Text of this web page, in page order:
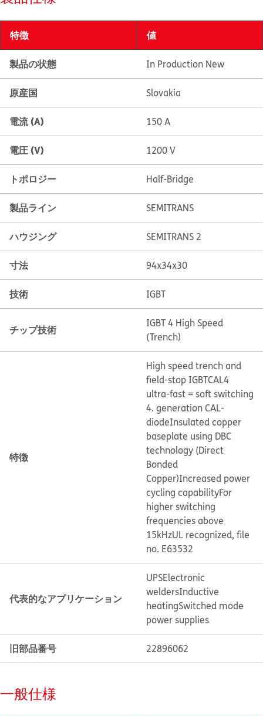
特徴 値
製品の状態 In Production New
原産国 Slovakia
電流 (A) 150 A
電圧 (V) 1200 V
トポロジー Half-Bridge
製品ライン SEMITRANS
ハウジング SEMITRANS 2
寸法 94x34x30
技術 IGBT
チップ技術
IGBT 4 High Speed
(Trench)
特徴
High speed trench and
field-stop IGBTCAL4
ultra-fast = soft switching
4. generation CAL-
diodeInsulated copper
baseplate using DBC
technology (Direct
Bonded
Copper)Increased power
cycling capabilityFor
higher switching
frequencies above
15kHzUL recognized, file
no. E63532
代表的なアプリケーション
UPSElectronic
weldersInductive
heatingSwitched mode
power supplies
旧部品番号 22896062
一般仕様